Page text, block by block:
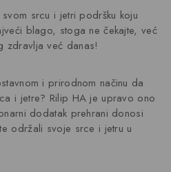
srcu i jetri podršku koju
blago, stoga ne čekajte, već
zdravlja već danas!
i prirodnom načinu da
i jetre? Rilip HA je upravo ono
dodatak prehrani donosi
održali svoje srce i jetru u